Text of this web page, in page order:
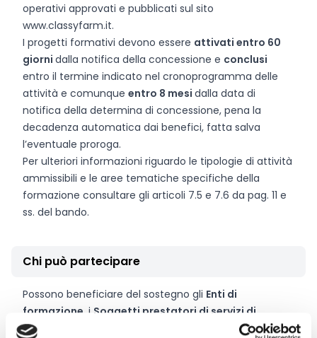
operativi approvati e pubblicati sul sito
www.classyfarm.it.
I progetti formativi devono essere attivati entro 60
giorni dalla notifica della concessione e conclusi
entro il termine indicato nel cronoprogramma delle
attività e comunque entro 8 mesi dalla data di
notifica della determina di concessione, pena la
decadenza automatica dai benefici, fatta salva
l’eventuale proroga.
Per ulteriori informazioni riguardo le tipologie di attività
ammissibili e le aree tematiche specifiche della
formazione consultare gli articoli 7.5 e 7.6 da pag. 11 e
ss. del bando.
Chi può partecipare
Possono beneficiare del sostegno gli Enti di
formazione , i Soggetti prestatori di servizi di
consulenza
soggetti pubblici e privati attivi